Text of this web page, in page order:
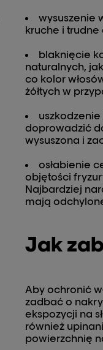
wysuszenie
kruche i trudne
blaknięcie
naturalnych,
co kolor
żółtych w
doprowadzić
wysuszona i
osłabienie
objętości
Najbardziej
mają
Jak
Aby ochronić
zadbać o
ekspozycji na
również
powierzchnię